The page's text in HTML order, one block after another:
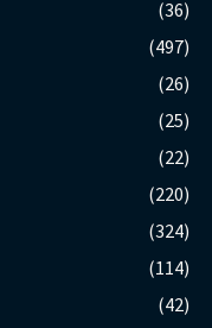
(36)
(497)
(26)
(25)
(22)
(220)
(324)
(114)
(42)